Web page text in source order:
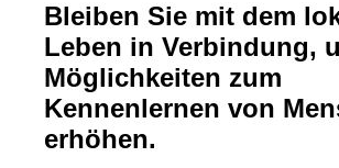
Bleiben Sie mit dem
Leben in Verbindung,
Möglichkeiten zum
Kennenlernen von
erhöhen.